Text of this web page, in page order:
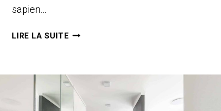
sapien…
LIRE LA SUITESUCCESS